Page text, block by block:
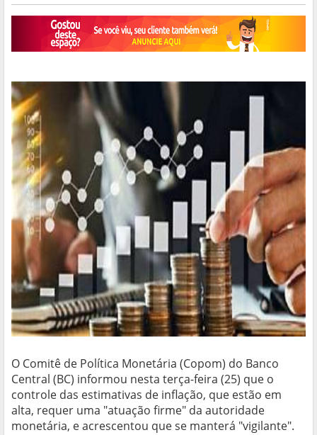
O Comitê de Política Monetária (Copom) do Banco
Central (BC) informou nesta terça-feira (25) que o
controle das estimativas de inflação, que estão em
alta, requer uma "atuação firme" da autoridade
monetária, e acrescentou que se manterá "vigilante".